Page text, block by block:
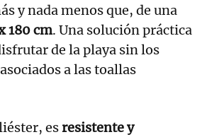
y nada menos que, de una
180 cm. Una solución práctica
de la playa sin los
a las toallas
esresistente y